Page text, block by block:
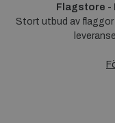
Flagstore -
Stort utbud av flaggor